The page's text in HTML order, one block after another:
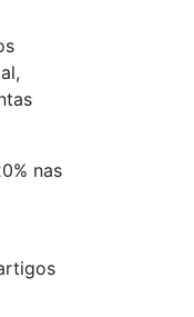
nas